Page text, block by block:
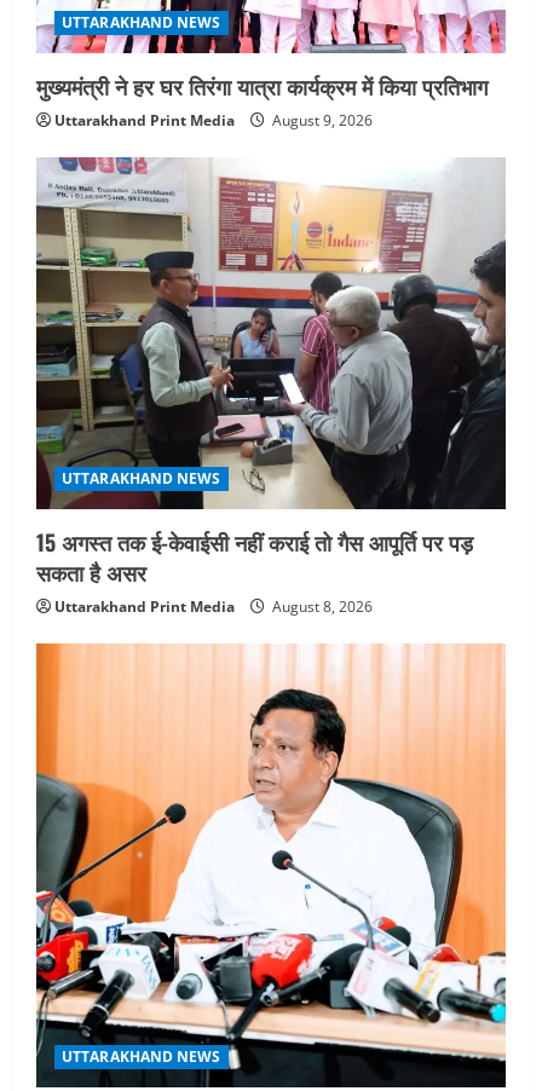
4
मुंबई में तीन दिवसीय प्रदर्शनी का आयोजन किया
August 7, 2026
5
UTTARAKHAND NEWS
जिलाधिकारी/जिला निर्वाचन अधिकारी ने
सहसपुर विधानसभा क्षेत्र के पोलिंग बूथों का
निरीक्षण कर एसआईआर आपत्ति निस्तारण
शिविर की व्यवस्थाओं का लिया जायजा
August 6, 2026
UTTARAKHAND NEWS
मुख्यमंत्री ने हर घर तिरंगा यात्रा कार्यक्रम में किया प्रतिभाग
Uttarakhand Print Media August 9, 2026
UTTARAKHAND NEWS
15 अगस्त तक ई-केवाईसी नहीं कराई तो गैस आपूर्ति पर पड़
सकता है असर
Uttarakhand Print Media August 8, 2026
UTTARAKHAND NEWS